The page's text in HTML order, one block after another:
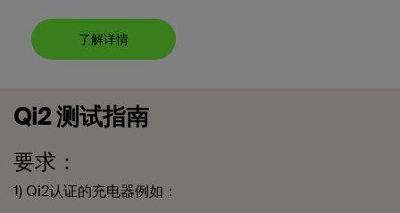
了解详情
Qi2 测试指南
要求：
1) Qi2认证的充电器例如：